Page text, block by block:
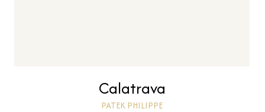
Calatrava
PATEK PHILIPPE